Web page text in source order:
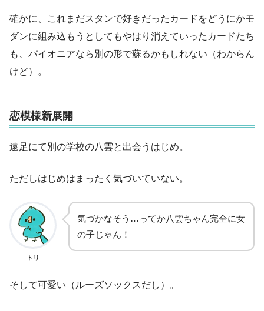
確かに、これまだスタンで好きだったカードをどうにかモ
ダンに組み込もうとしてもやはり消えていったカードたち
も、パイオニアなら別の形で蘇るかもしれない（わからん
けど）。
恋模様新展開
遠足にて別の学校の八雲と出会うはじめ。
ただしはじめはまったく気づいていない。
トリ
気づかなそう…ってか八雲ちゃん完全に女
の子じゃん！
そして可愛い（ルーズソックスだし）。